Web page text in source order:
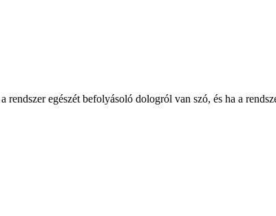
egészét befolyásoló dologról van szó, és ha a